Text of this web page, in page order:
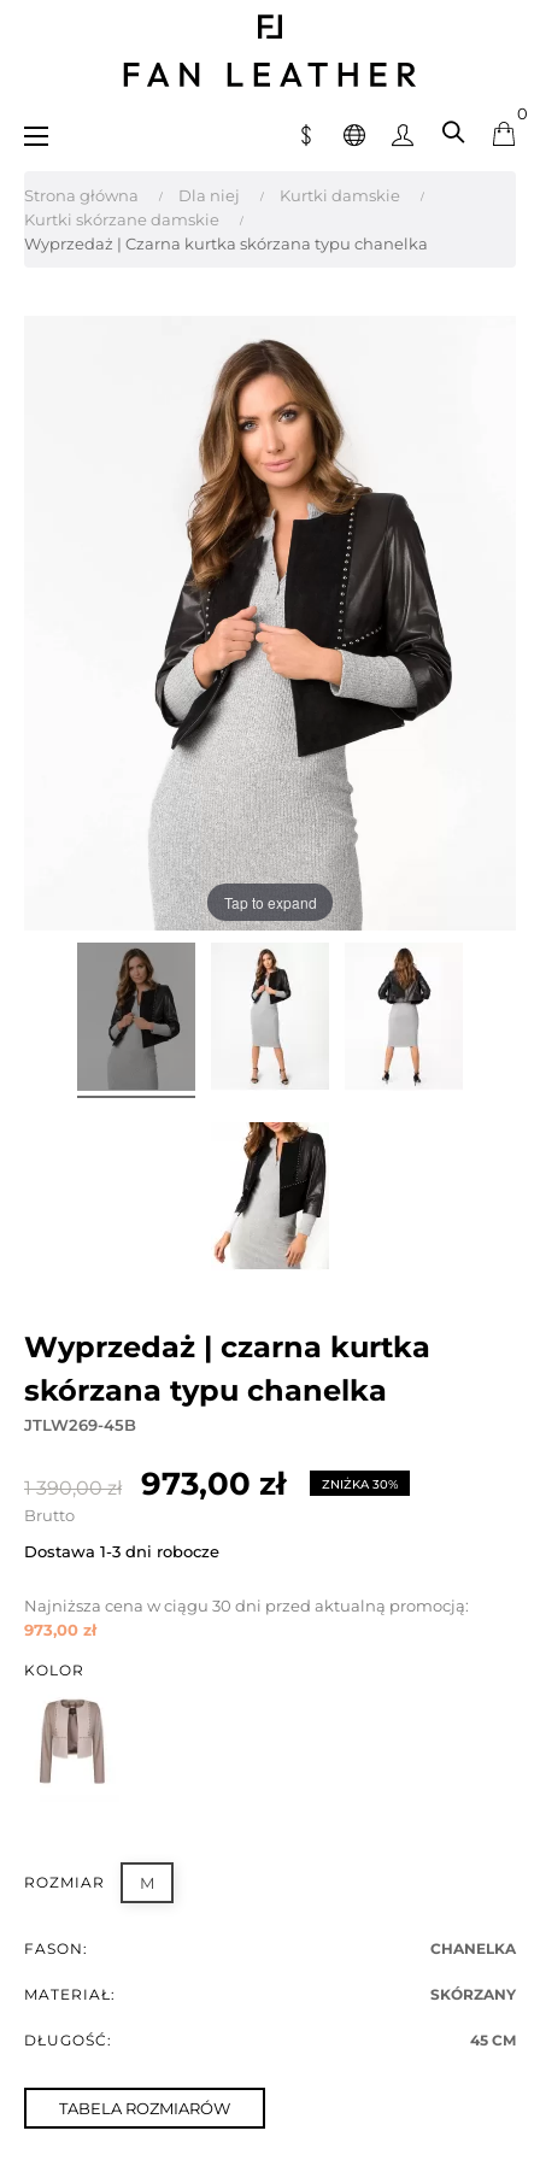
0
Toggle
☰
Strona główna Dla niej
Kurtki damskie
Kurtki skórzane damskie
Wyprzedaż | Czarna kurtka skórzana typu chanelka
Tap to expand
wyprzedaż | czarna kurtka
skórzana typu chanelka
JTLW269-45B
1 390,00 zł 973,00 zł ZNIŻKA 30%
Brutto
Dostawa 1-3 dni robocze
Najniższa cena w ciągu 30 dni przed aktualną promocją:
973,00 zł
KOLOR
ROZMIAR M
FASON: CHANELKA
MATERIAŁ: SKÓRZANY
DŁUGOŚĆ: 45 CM
TABELA ROZMIARÓW